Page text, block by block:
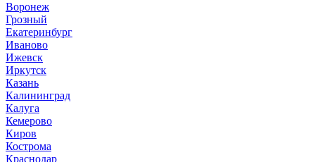
Воронеж
Грозный
Екатеринбург
Иваново
Ижевск
Иркутск
Казань
Калининград
Калуга
Кемерово
Киров
Кострома
Краснодар